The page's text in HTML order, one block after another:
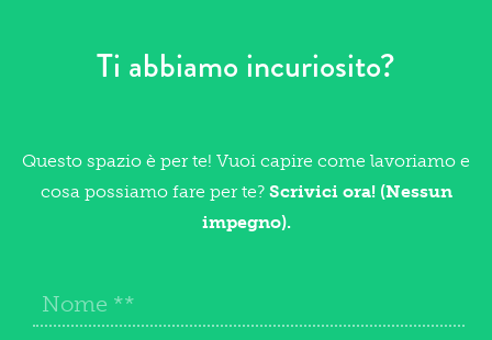
Ti abbiamo incuriosito?
Questo spazio è per te! Vuoi capire come lavoriamo e
cosa possiamo fare per te? Scrivici ora! (Nessun
impegno).